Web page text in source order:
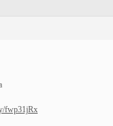
fwp31jRx